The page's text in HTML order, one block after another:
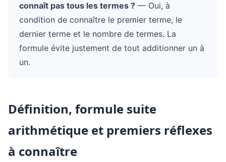
connaît pas tous les termes ? — Oui, à
condition de connaître le premier terme, le
dernier terme et le nombre de termes. La
formule évite justement de tout additionner un à
un.
Définition, formule suite
arithmétique et premiers réflexes
à connaître